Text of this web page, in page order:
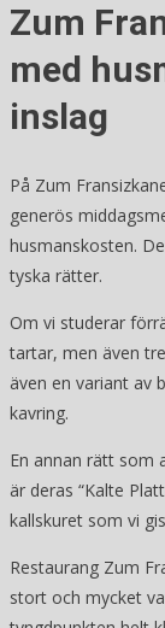
Zum
med
inslag
På Zum
generös
husmanskosten.
tyska rätter.
Om vi studerar
tartar, men även
även en variant av
kavring.
En annan rätt som
är deras “Kalte
kallskuret som vi
Restaurang Zum
stort och mycket